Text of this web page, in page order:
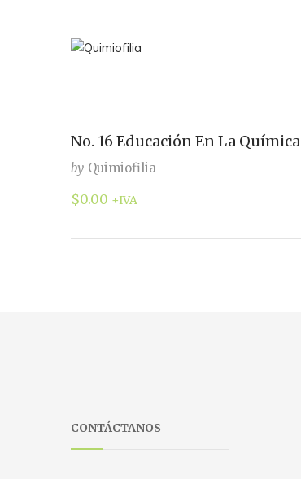
No. 16 Educación En La Química
by Quimiofilia
$0.00 +IVA
CONTÁCTANOS